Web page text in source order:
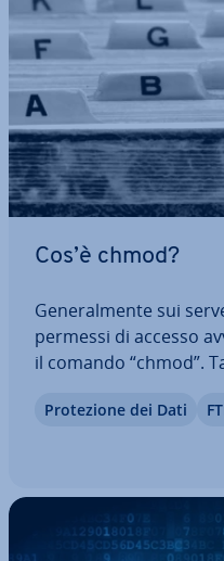
Cos’è chmod?
Ge­ne­ral­men­te sui
permessi di accesso
il comando “chmod”.
nonché assegnare dei
Pro­te­zio­ne dei Dati